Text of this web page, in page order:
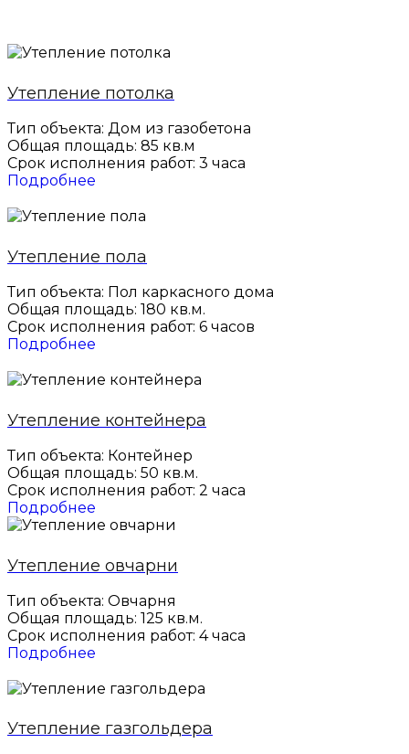
Утепление потолка
Тип объекта: Дом из газобетона
Общая площадь: 85 кв.м
Срок исполнения работ: 3 часа
Подробнее
Утепление пола
Тип объекта: Пол каркасного дома
Общая площадь: 180 кв.м.
Срок исполнения работ: 6 часов
Подробнее
Утепление контейнера
Тип объекта: Контейнер
Общая площадь: 50 кв.м.
Срок исполнения работ: 2 часа
Подробнее
Утепление овчарни
Тип объекта: Овчарня
Общая площадь: 125 кв.м.
Срок исполнения работ: 4 часа
Подробнее
Утепление газгольдера